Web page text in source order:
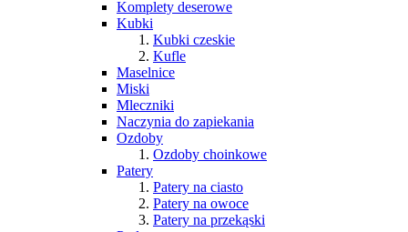
Komplety deserowe
Kubki
Kubki czeskie
Kufle
Maselnice
Miski
Mleczniki
Naczynia do zapiekania
Ozdoby
Ozdoby choinkowe
Patery
Patery na ciasto
Patery na owoce
Patery na przekąski